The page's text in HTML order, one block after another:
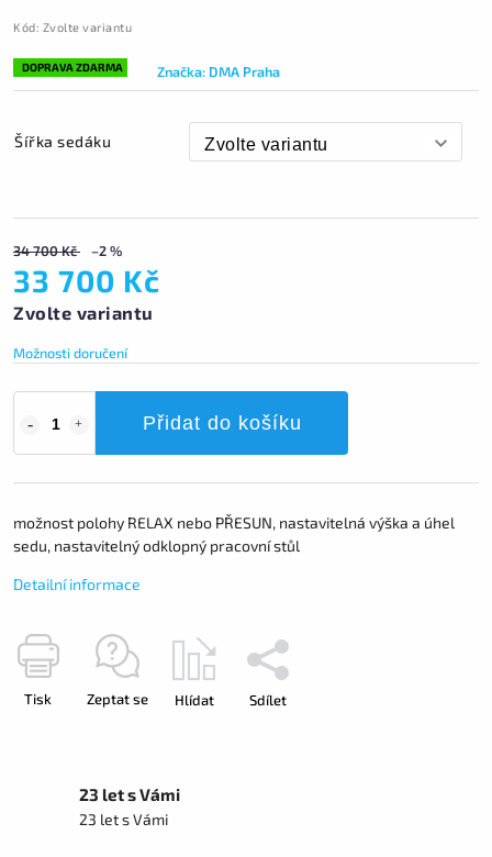
Kód: Zvolte variantu
DOPRAVA ZDARMA Značka: DMA Praha
Šířka sedáku
34 700 Kč –2 %
33 700 Kč
Zvolte variantu
Možnosti doručení
Přidat do košíku
možnost polohy RELAX nebo PŘESUN, nastavitelná výška a úhel
sedu, nastavitelný odklopný pracovní stůl
Detailní informace
Tisk Zeptat se Hlídat Sdílet
23 let s Vámi
23 let s Vámi